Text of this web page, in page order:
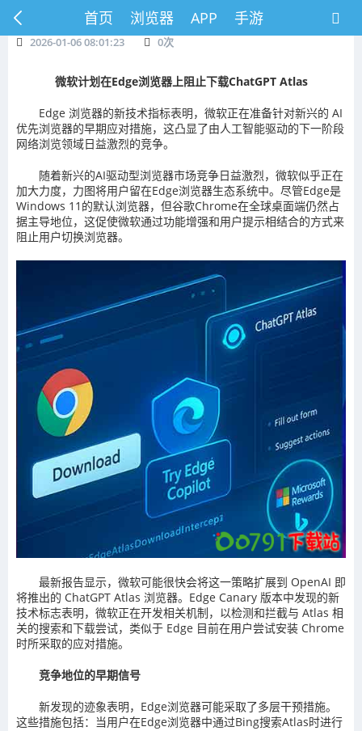
首页 浏览器 APP 手游
2026-01-06 08:01:23 0次
微软计划在Edge浏览器上阻止下载ChatGPT Atlas
Edge 浏览器的新技术指标表明，微软正在准备针对新兴的 AI
优先浏览器的早期应对措施，这凸显了由人工智能驱动的下一阶段
网络浏览领域日益激烈的竞争。
随着新兴的AI驱动型浏览器市场竞争日益激烈，微软似乎正在
加大力度，力图将用户留在Edge浏览器生态系统中。尽管Edge是
Windows 11的默认浏览器，但谷歌Chrome在全球桌面端仍然占
据主导地位，这促使微软通过功能增强和用户提示相结合的方式来
阻止用户切换浏览器。
最新报告显示，微软可能很快会将这一策略扩展到 OpenAI 即
将推出的 ChatGPT Atlas 浏览器。Edge Canary 版本中发现的新
技术标志表明，微软正在开发相关机制，以检测和拦截与 Atlas 相
关的搜索和下载尝试，类似于 Edge 目前在用户尝试安装 Chrome
时所采取的应对措施。
竞争地位的早期信号
新发现的迹象表明，Edge浏览器可能采取了多层干预措施。
这些措施包括：当用户在Edge浏览器中通过Bing搜索Atlas时进行